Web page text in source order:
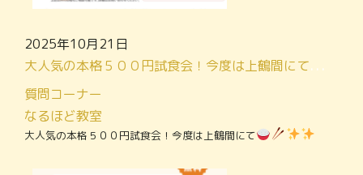
2025年10月21日
大人気の本格５００円試食会！今度は上鶴間にて
質問コーナー
なるほど教室
大人気の本格５００円試食会！今度は上鶴間にて